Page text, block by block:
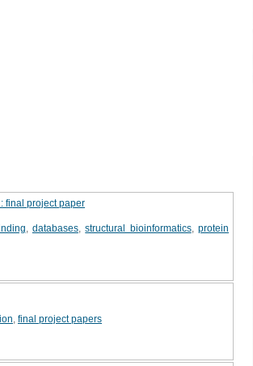
final project paper
databases,structural bioinformatics,protein
final project papers